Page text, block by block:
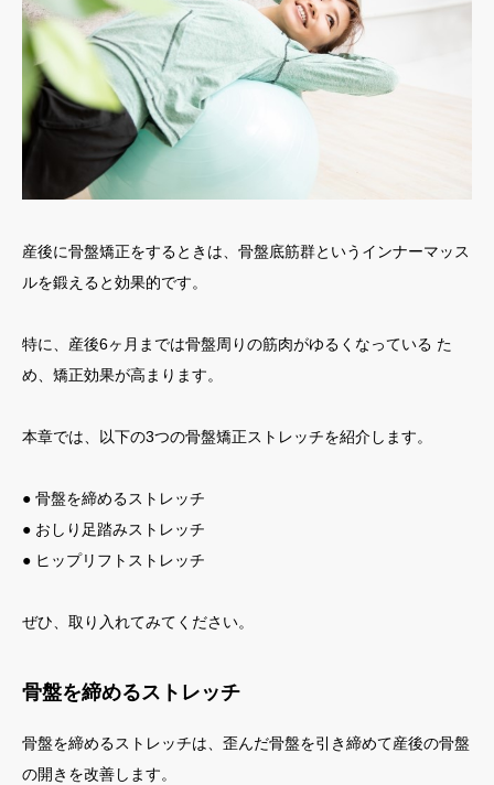
産後に骨盤矯正をするときは、骨盤底筋群というインナーマッス
ルを鍛えると効果的です。
特に、産後6ヶ月までは骨盤周りの筋肉がゆるくなっている た
め、矯正効果が高まります。
本章では、以下の3つの骨盤矯正ストレッチを紹介します。
● 骨盤を締めるストレッチ
● おしり足踏みストレッチ
● ヒップリフトストレッチ
ぜひ、取り入れてみてください。
骨盤を締めるストレッチ
骨盤を締めるストレッチは、歪んだ骨盤を引き締めて産後の骨盤
の開きを改善します。